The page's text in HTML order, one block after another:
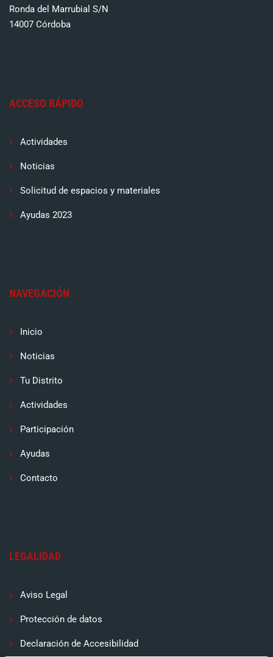
Ronda del Marrubial S/N
14007 Córdoba
ACCESO RÁPIDO
Actividades
Noticias
Solicitud de espacios y materiales
Ayudas 2023
NAVEGACIÓN
Inicio
Noticias
Tu Distrito
Actividades
Participación
Ayudas
Contacto
LEGALIDAD
Aviso Legal
Protección de datos
Declaración de Accesibilidad